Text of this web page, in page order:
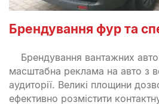
Брендування фур та
Брендування вантажних
масштабна реклама на авто з
аудиторії. Великі площини
ефективно розмістити